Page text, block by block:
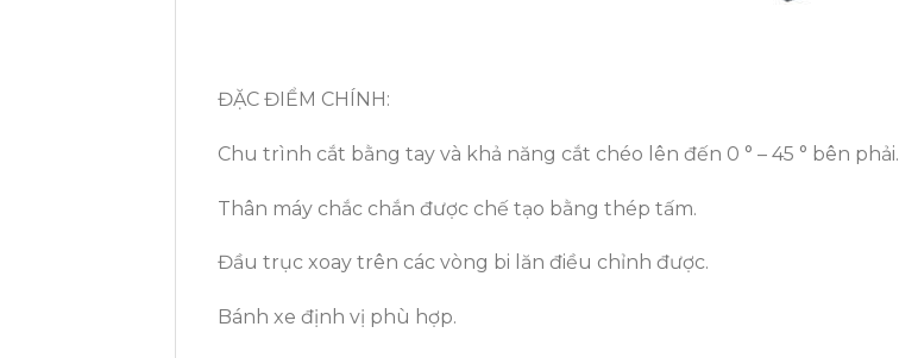
ĐẶC ĐIỂM CHÍNH:
Chu trình cắt bằng tay và khả năng cắt chéo lên đến 0 ° – 45 ° bên phải.
Thân máy chắc chắn được chế tạo bằng thép tấm.
Đầu trục xoay trên các vòng bi lăn điều chỉnh được.
Bánh xe định vị phù hợp.